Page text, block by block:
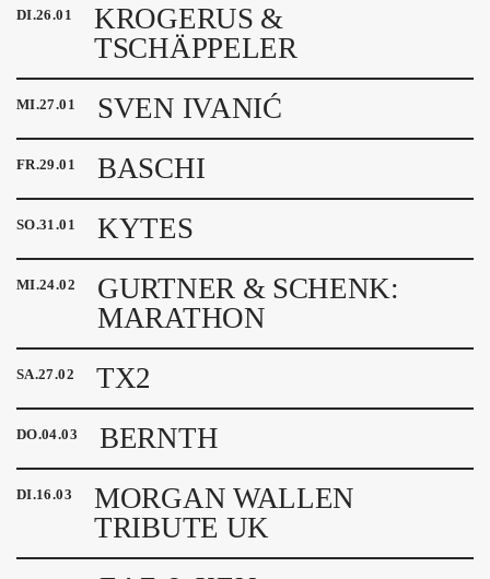
DI.26.01
KROGERUS &
TSCHÄPPELER
MI.27.01 SVEN IVANIĆ
FR.29.01 BASCHI
SO.31.01 KYTES
MI.24.02
GURTNER & SCHENK:
MARATHON
SA.27.02 TX2
DO.04.03 BERNTH
DI.16.03
MORGAN WALLEN
TRIBUTE UK